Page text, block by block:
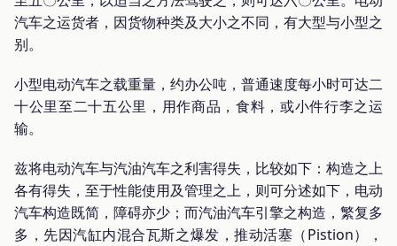
汽车之运货者，因货物种类及大小之不同，有大型与小型之
别。
小型电动汽车之载重量，约办公吨，普通速度每小时可达二
十公里至二十五公里，用作商品，食料，或小件行李之运
输。
兹将电动汽车与汽油汽车之利害得失，比较如下：构造之上
各有得失，至于性能使用及管理之上，则可分述如下，电动
汽车构造既简，障碍亦少；而汽油汽车引擎之构造，繁复多
多，先因汽缸内混合瓦斯之爆发，推动活塞（Pistion），